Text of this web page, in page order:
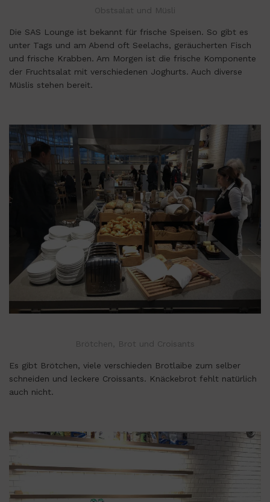
Obstsalat und Müsli
Die SAS Lounge ist bekannt für frische Speisen. So gibt es
unter Tags und am Abend oft Seelachs, geräucherten Fisch
und frische Krabben. Am Morgen ist die frische Komponente
der Fruchtsalat mit verschiedenen Joghurts. Auch diverse
Müslis stehen bereit.
Brötchen, Brot und Croisants
Es gibt Brötchen, viele verschieden Brotlaibe zum selber
schneiden und leckere Croissants. Knäckebrot fehlt natürlich
auch nicht.